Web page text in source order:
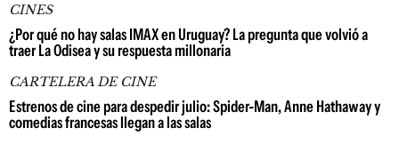
CINES
¿Por qué no hay salas IMAX en Uruguay? La pregunta que volvió a
traer La Odisea y su respuesta millonaria
CARTELERA DE CINE
Estrenos de cine para despedir julio: Spider-Man, Anne Hathaway y
comedias francesas llegan a las salas